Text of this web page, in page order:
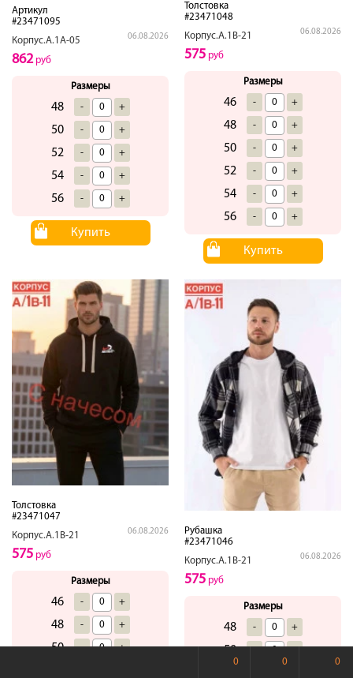
Артикул
#23471095
Корпус.А.1А-05
06.08.2026
862руб
Размеры
48 - +
50 - +
52 - +
54 - +
56 - +
Купить
Толстовка
#23471048
Корпус.А.1В-21
06.08.2026
575 руб
Размеры
46 - +
48 - +
50 - +
52 - +
54 - +
56 - +
Купить
Толстовка
#23471047
Корпус.А.1В-21
06.08.2026
575 руб
Размеры
46 - +
48 - +
50 - +
Рубашка
#23471046
Корпус.А.1В-21
06.08.2026
575 руб
Размеры
48 - +
50
0 0 0